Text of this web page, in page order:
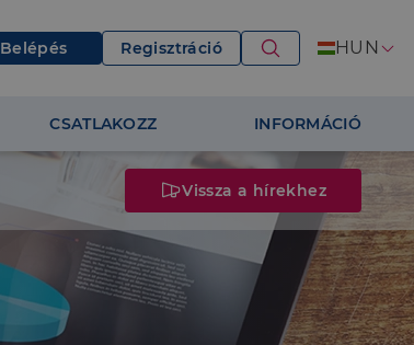
Belépés Regisztráció HUN
CSATLAKOZZ INFORMÁCIÓ
Vissza a hírekhez